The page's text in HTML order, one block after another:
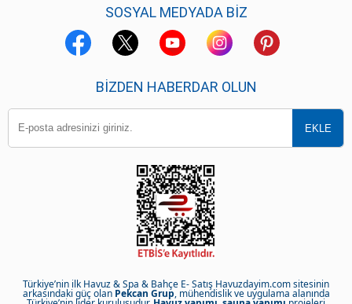
SOSYAL MEDYADA BİZ
BIZDEN HABERDAR OLUN
Türkiye’nin ilk Havuz & Spa & Bahçe E- Satış Havuzdayim.com sitesinin
arkasındaki güç olan Pekcan Grup, mühendislik ve uygulama alanında